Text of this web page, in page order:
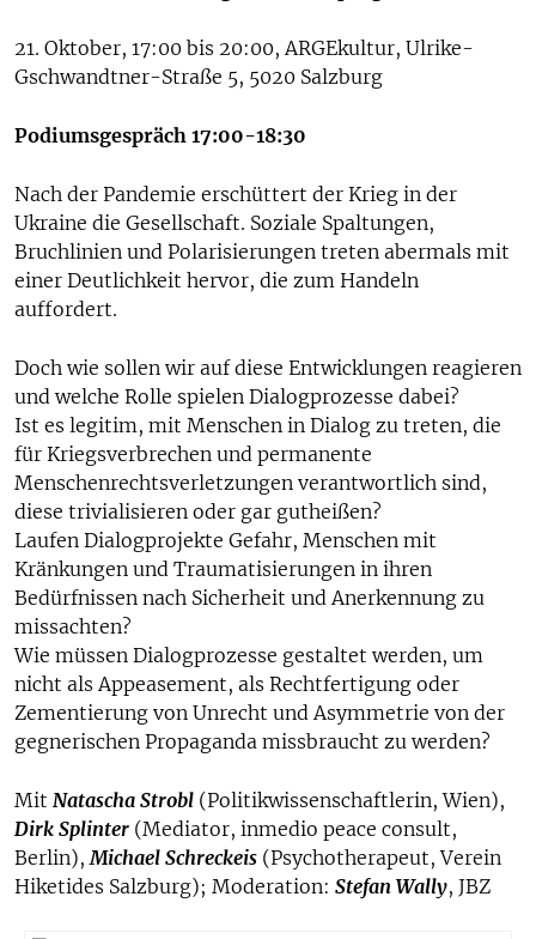
21. Oktober, 17:00 bis 20:00, ARGEkultur, Ulrike-
Gschwandtner-Straße 5, 5020 Salzburg
Podiumsgespräch 17:00-18:30
Nach der Pandemie erschüttert der Krieg in der
Ukraine die Gesellschaft. Soziale Spaltungen,
Bruchlinien und Polarisierungen treten abermals mit
einer Deutlichkeit hervor, die zum Handeln
auffordert.
Doch wie sollen wir auf diese Entwicklungen reagieren
und welche Rolle spielen Dialogprozesse dabei?
Ist es legitim, mit Menschen in Dialog zu treten, die
für Kriegsverbrechen und permanente
Menschenrechtsverletzungen verantwortlich sind,
diese trivialisieren oder gar gutheißen?
Laufen Dialogprojekte Gefahr, Menschen mit
Kränkungen und Traumatisierungen in ihren
Bedürfnissen nach Sicherheit und Anerkennung zu
missachten?
Wie müssen Dialogprozesse gestaltet werden, um
nicht als Appeasement, als Rechtfertigung oder
Zementierung von Unrecht und Asymmetrie von der
gegnerischen Propaganda missbraucht zu werden?
Mit Natascha Strobl (Politikwissenschaftlerin, Wien),
Dirk Splinter (Mediator, inmedio peace consult,
Berlin),Michael Schreckeis (Psychotherapeut, Verein
Hiketides Salzburg); Moderation: Stefan Wally, JBZ